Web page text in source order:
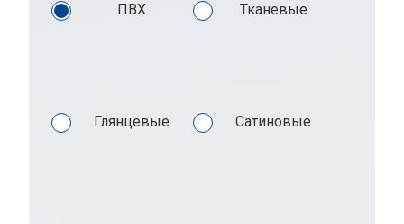
ПВХ Тканевые
Глянцевые Сатиновые